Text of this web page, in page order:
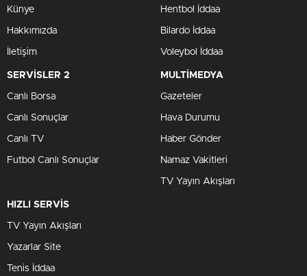
Künye
Hakkımızda
İletişim
Hentbol İddaa
Bilardo İddaa
Voleybol İddaa
SERVİSLER 2
Canlı Borsa
Canlı Sonuçlar
Canlı TV
Futbol Canlı Sonuçlar
MULTİMEDYA
Gazeteler
Hava Durumu
Haber Gönder
Namaz Vakitleri
TV Yayın Akışları
HIZLI SERVİS
TV Yayın Akışları
Yazarlar Site
Tenis İddaa